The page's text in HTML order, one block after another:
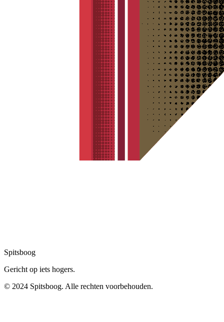
Spitsboog
Gericht op iets hogers.
© 2024 Spitsboog. Alle rechten voorbehouden.